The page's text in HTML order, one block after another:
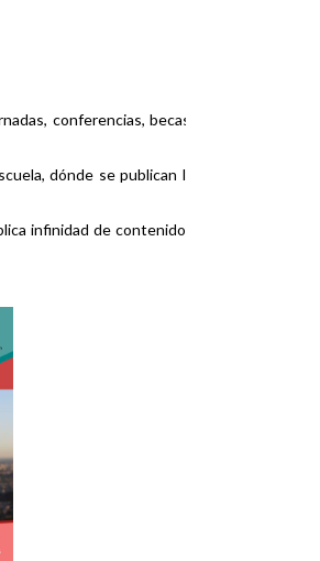
conferencias, becas,
dónde se publican la
infinidad de contenidos